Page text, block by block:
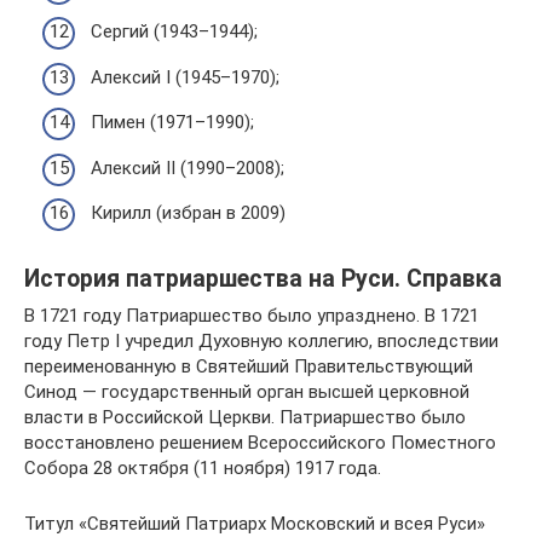
Сергий (1943–1944);
Алек­сий I (1945–1970);
Пимен (1971–1990);
Алек­сий II (1990–2008);
Кирилл (избран в 2009)
История патриаршества на Руси. Справка
В 1721 году Патриаршество было упразднено. В 1721
году Петр I учредил Духовную коллегию, впоследствии
переименованную в Святейший Правительствующий
Синод — государственный орган высшей церковной
власти в Российской Церкви. Патриаршество было
восстановлено решением Всероссийского Поместного
Собора 28 октября (11 ноября) 1917 года.
Титул «Святейший Патриарх Московский и всея Руси»